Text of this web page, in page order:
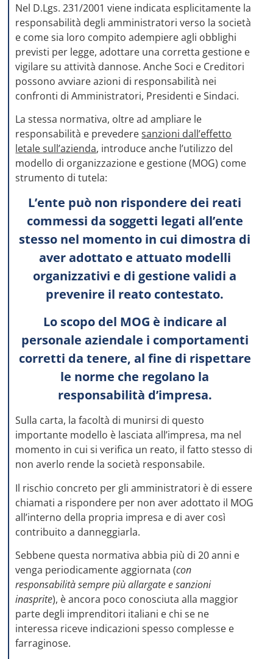
Nel D.Lgs. 231/2001 viene indicata esplicitamente la
responsabilità degli amministratori verso la società
e come sia loro compito adempiere agli obblighi
previsti per legge, adottare una corretta gestione e
vigilare su attività dannose. Anche Soci e Creditori
possono avviare azioni di responsabilità nei
confronti di Amministratori, Presidenti e Sindaci.
La stessa normativa, oltre ad ampliare le
responsabilità e prevederesanzioni dall’effetto
letale sull’azienda, introduce anche l’utilizzo del
modello di organizzazione e gestione (MOG) come
strumento di tutela:
L’ente può non rispondere dei reati
commessi da soggetti legati all’ente
stesso nel momento in cui dimostra di
aver adottato e attuato modelli
organizzativi e di gestione validi a
prevenire il reato contestato.
Lo scopo del MOG è indicare al
personale aziendale i comportamenti
corretti da tenere, al fine di rispettare
le norme che regolano la
responsabilità d’impresa.
Sulla carta, la facoltà di munirsi di questo
importante modello è lasciata all’impresa, ma nel
momento in cui si verifica un reato, il fatto stesso di
non averlo rende la società responsabile.
Il rischio concreto per gli amministratori è di essere
chiamati a rispondere per non aver adottato il MOG
all’interno della propria impresa e di aver così
contribuito a danneggiarla.
Sebbene questa normativa abbia più di 20 anni e
venga periodicamente aggiornata (con
responsabilità sempre più allargate e sanzioni
inasprite), è ancora poco conosciuta alla maggior
parte degli imprenditori italiani e chi se ne
interessa riceve indicazioni spesso complesse e
farraginose.